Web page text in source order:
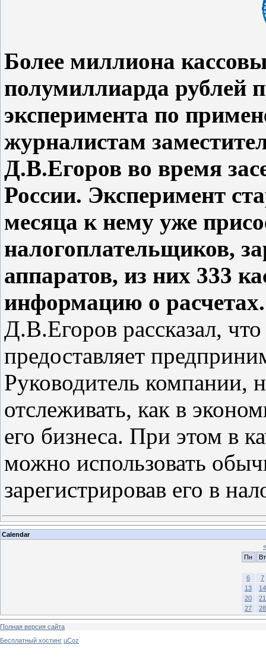
Более миллиона
полумиллиарда рублей
эксперимента по
журналистам
Д.В.Егоров во время
России. Эксперимент
месяца к нему уже
налогоплательщиков,
аппаратов, из них 333
информацию о расчетах.
Д.В.Егоров рассказал,
предоставляет
Руководитель компании,
отслеживать, как в
его бизнеса. При этом в
можно использовать
зарегистрировав его в
Calendar
«
Пн
Вт
6
7
13
14
20
21
27
28
Полная версия сайта
Бесплатный хостинг uCoz